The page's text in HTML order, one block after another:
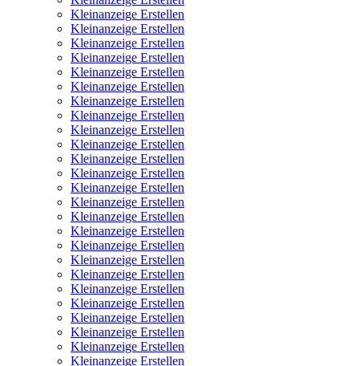
Kleinanzeige Erstellen
Kleinanzeige Erstellen
Kleinanzeige Erstellen
Kleinanzeige Erstellen
Kleinanzeige Erstellen
Kleinanzeige Erstellen
Kleinanzeige Erstellen
Kleinanzeige Erstellen
Kleinanzeige Erstellen
Kleinanzeige Erstellen
Kleinanzeige Erstellen
Kleinanzeige Erstellen
Kleinanzeige Erstellen
Kleinanzeige Erstellen
Kleinanzeige Erstellen
Kleinanzeige Erstellen
Kleinanzeige Erstellen
Kleinanzeige Erstellen
Kleinanzeige Erstellen
Kleinanzeige Erstellen
Kleinanzeige Erstellen
Kleinanzeige Erstellen
Kleinanzeige Erstellen
Kleinanzeige Erstellen
Kleinanzeige Erstellen